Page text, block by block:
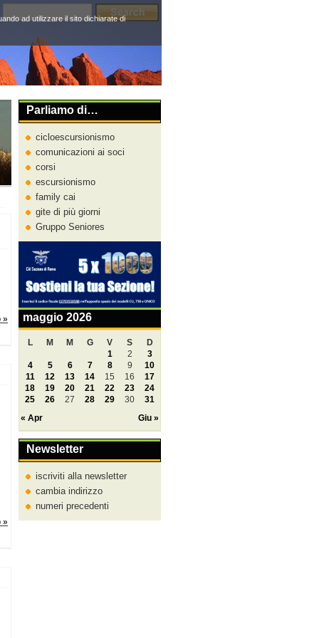
»
»
Parliamo di…
cicloescursionismo
comunicazioni ai soci
corsi
escursionismo
family cai
gite di più giorni
Gruppo Seniores
maggio 2026
L M M G V S D
« Apr Giu »
1 2
3
4
5 6 7 8 9
10
11
12 13 14 15 16
17
18
19 20 21 22 23
24
25
26 27 28 29 30 31
Newsletter
iscriviti alla newsletter
cambia indirizzo
numeri precedenti
ad utilizzare il sito dichiarate di